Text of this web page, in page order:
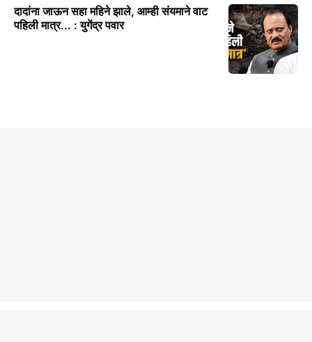
दादांना जाऊन सहा महिने झाले, आम्ही संयमाने वाट
पहिली मात्र... : युगेंद्र पवार